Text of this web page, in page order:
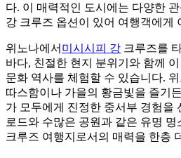
다. 이 매력적인 도시에는 다양한
강 크루즈 옵션이 있어 여행객에게
위노나에서 미시시피 강 크루즈를
바다, 친절한 현지 분위기와 함께
문화 역사를 체험할 수 있습니다.
따스함이나 가을의 황금빛을 즐기
가 모두에게 진정한 중서부 경험을
로드와 수많은 공원과 같은 유명
크루즈 여행지로서의 매력을 한층